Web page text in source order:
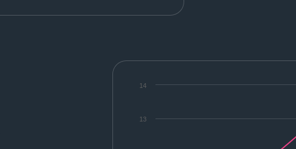
13
14